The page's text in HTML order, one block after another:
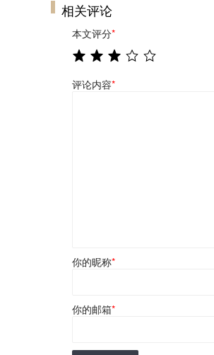
相关评论
本文评分*
评论内容*
你的昵称*
你的邮箱*